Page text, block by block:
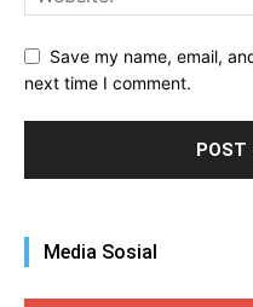
Save my name, email,
next time I comment.
Media Sosial